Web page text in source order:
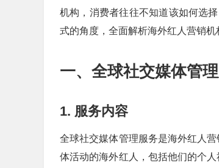
机构，消费者往往不知道该如何选
式的角度，全面解析海外红人营销
一、全球社交媒体管
1. 服务内容
全球社交媒体管理服务是海外红人
体活动的海外红人，包括他们的个